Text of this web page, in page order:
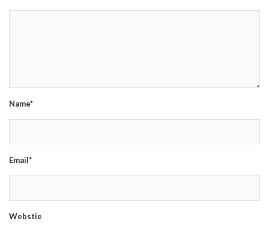
Name*
Email*
Webstie